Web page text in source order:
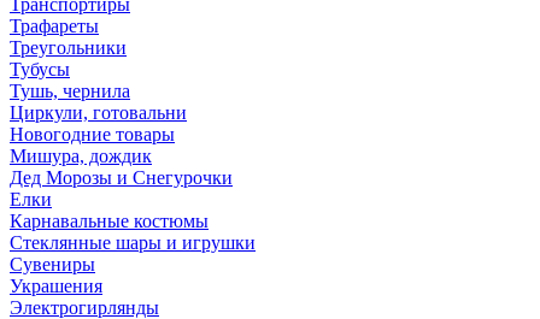
Транспортиры
Трафареты
Треугольники
Тубусы
Тушь, чернила
Циркули, готовальни
Новогодние товары
Мишура, дождик
Дед Морозы и Снегурочки
Елки
Карнавальные костюмы
Стеклянные шары и игрушки
Сувениры
Украшения
Электрогирлянды